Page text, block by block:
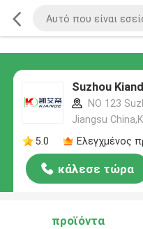
Suzhou
NO 123
Jiangsu
5.0
Ελεγχμένος
κάλεσε τώρα
προϊόντα